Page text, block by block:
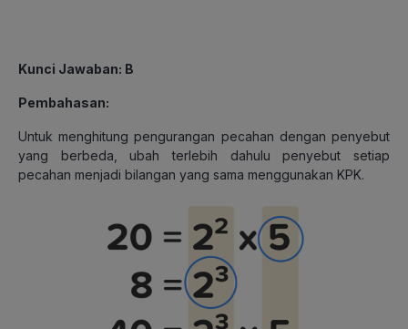
Kunci Jawaban: B
Pembahasan:
Untuk menghitung pengurangan pecahan dengan penyebut
yang berbeda, ubah terlebih dahulu penyebut setiap
pecahan menjadi bilangan yang sama menggunakan KPK.